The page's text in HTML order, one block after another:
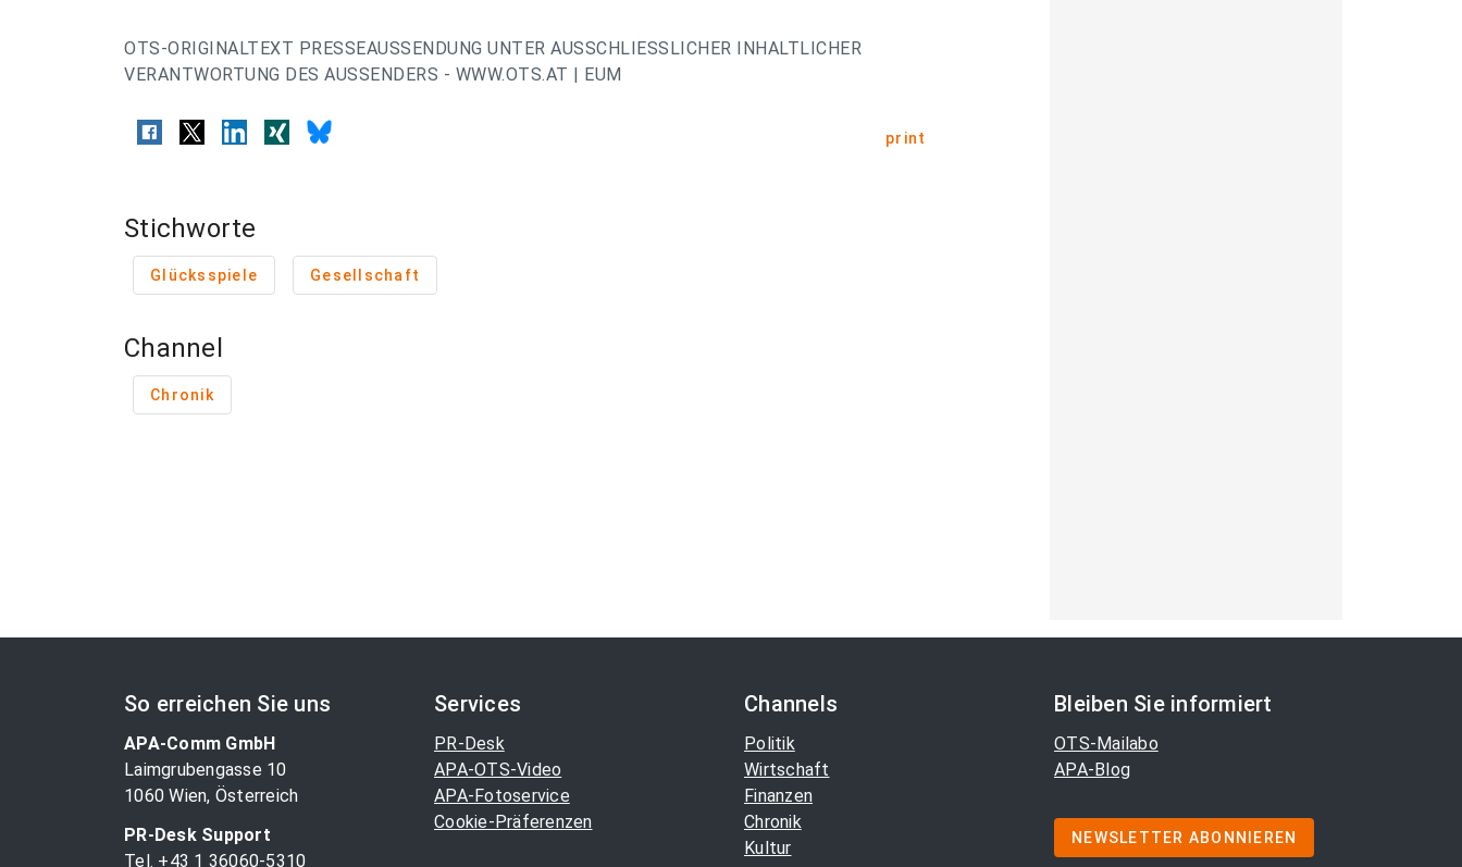
OTS-ORIGINALTEXT PRESSEAUSSENDUNG UNTER AUSSCHLIESSLICHER INHALTLICHER
VERANTWORTUNG DES AUSSENDERS - WWW.OTS.AT | EUM
print
Stichworte
Glücksspiele Gesellschaft
Channel
Chronik
So erreichen Sie uns
APA-Comm GmbH
Laimgrubengasse 10
1060 Wien, Österreich
PR-Desk Support
Tel. +43 1 36060-5310
Services
PR-Desk
APA-OTS-Video
APA-Fotoservice
Cookie-Präferenzen
Channels
Politik
Wirtschaft
Finanzen
Chronik
Kultur
Bleiben Sie informiert
OTS-Mailabo
APA-Blog
NEWSLETTER ABONNIEREN